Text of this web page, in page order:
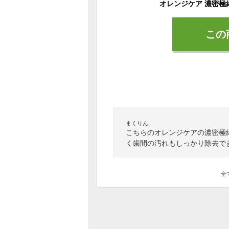
こ
まくりん
こちらのオレンジケアの濃密
く歯間の汚れもしっかり除去で
全